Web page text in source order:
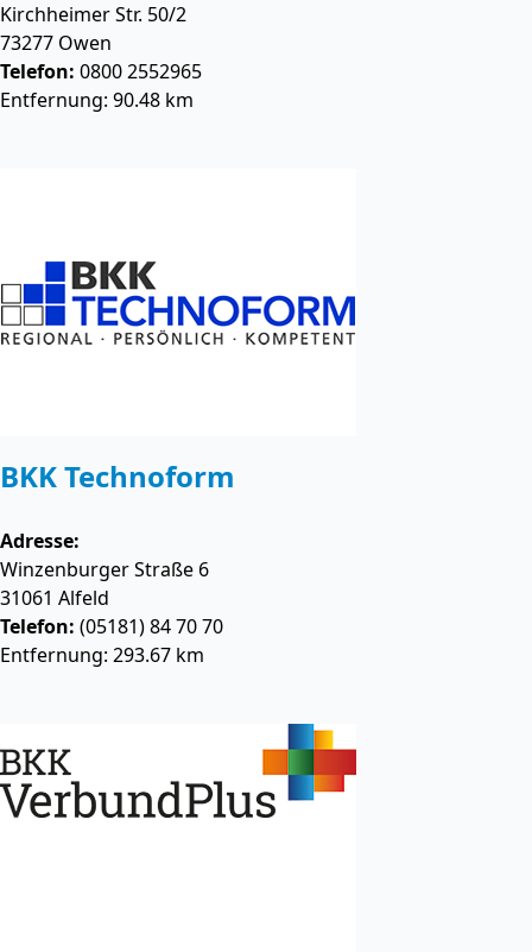
Kirchheimer Str. 50/2
73277 Owen
Telefon: 0800 2552965
Entfernung: 90.48 km
BKK Technoform
Adresse:
Winzenburger Straße 6
31061 Alfeld
Telefon: (05181) 84 70 70
Entfernung: 293.67 km